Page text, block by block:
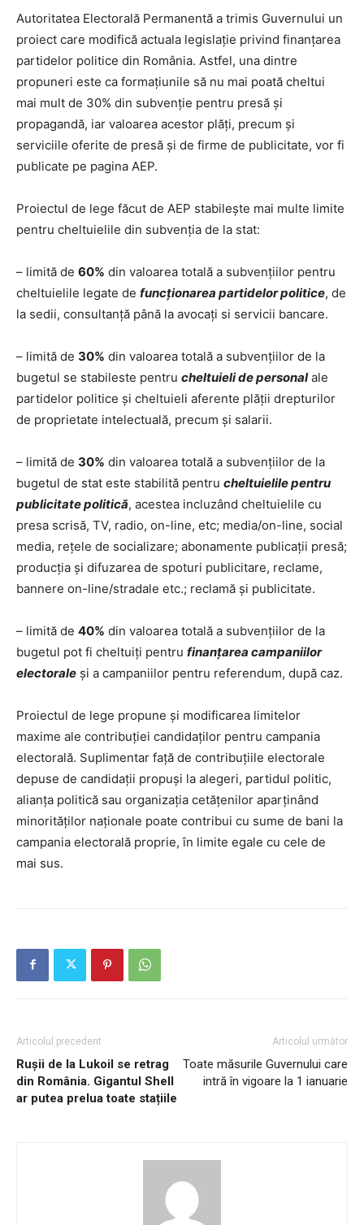
Autoritatea Electorală Permanentă a trimis Guvernului un
proiect care modifică actuala legislație privind finanțarea
partidelor politice din România. Astfel, una dintre
propuneri este ca formațiunile să nu mai poată cheltui
mai mult de 30% din subvenție pentru presă și
propagandă, iar valoarea acestor plăți, precum și
serviciile oferite de presă și de firme de publicitate, vor fi
publicate pe pagina AEP.
Proiectul de lege făcut de AEP stabilește mai multe limite
pentru cheltuielile din subvenția de la stat:
– limită de 60% din valoarea totală a subvențiilor pentru
cheltuielile legate de funcționarea partidelor politice, de
la sedii, consultanță până la avocați si servicii bancare.
– limită de 30% din valoarea totală a subvențiilor de la
bugetul se stabileste pentru cheltuieli de personalale
partidelor politice și cheltuieli aferente plății drepturilor
de proprietate intelectuală, precum și salarii.
– limită de 30% din valoarea totală a subvențiilor de la
bugetul de stat este stabilită pentru cheltuielile pentru
publicitate politică, acestea incluzând cheltuielile cu
presa scrisă, TV, radio, on-line, etc; media/on-line, social
media, rețele de socializare; abonamente publicații presă;
producția și difuzarea de spoturi publicitare, reclame,
bannere on-line/stradale etc.; reclamă și publicitate.
– limită de 40% din valoarea totală a subvențiilor de la
bugetul pot fi cheltuiți pentru finanțarea campaniilor
electorale și a campaniilor pentru referendum, după caz.
Proiectul de lege propune și modificarea limitelor
maxime ale contribuției candidaților pentru campania
electorală. Suplimentar față de contribuțiile electorale
depuse de candidații propuși la alegeri, partidul politic,
alianța politică sau organizația cetățenilor aparținând
minorităților naționale poate contribui cu sume de bani la
campania electorală proprie, în limite egale cu cele de
mai sus.
Articolul precedent
Rușii de la Lukoil se retrag
din România. Gigantul Shell
ar putea prelua toate stațiile
Articolul următor
Toate măsurile Guvernului care
intră în vigoare la 1 ianuarie